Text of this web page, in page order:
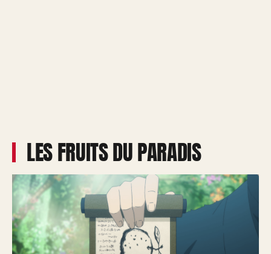
LES FRUITS DU PARADIS